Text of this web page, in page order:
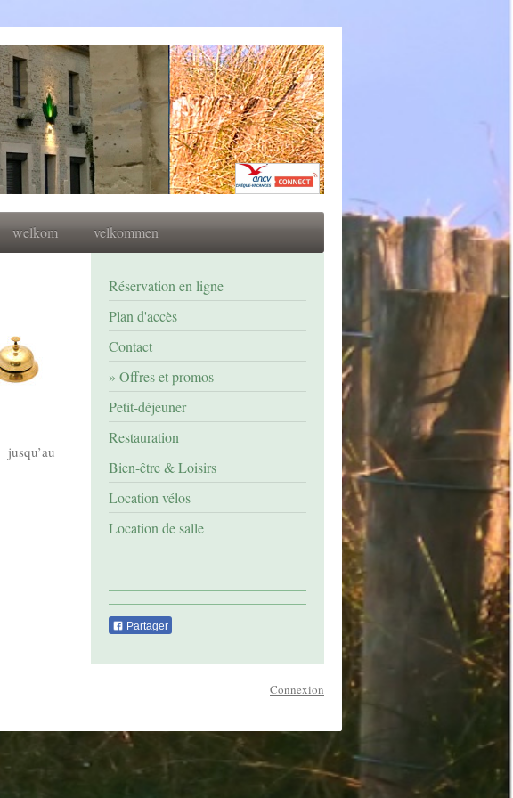
welkom velkommen
jusqu’au
Réservation en ligne
Plan d'accès
Contact
Offres et promos
Petit-déjeuner
Restauration
Bien-être & Loisirs
Location vélos
Location de salle
Partager
Connexion